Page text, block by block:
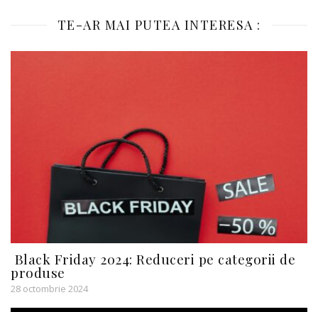
TE-AR MAI PUTEA INTERESA :
Black Friday 2024: Reduceri pe categorii de
produse
28 octombrie 2024